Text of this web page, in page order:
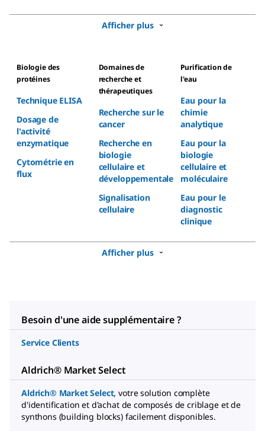
Afficher plus
Biologie des
protéines
Technique ELISA
Dosage de
l'activité
enzymatique
Cytométrie en
flux
Domaines de
recherche et
thérapeutiques
Recherche sur le
cancer
Recherche en
biologie
cellulaire et
développementale
Signalisation
cellulaire
Purification de
l'eau
Eau pour la
chimie
analytique
Eau pour la
biologie
cellulaire et
moléculaire
Eau pour le
diagnostic
clinique
Afficher plus
Besoin d'une aide supplémentaire ?
Service Clients
Aldrich® Market Select
Aldrich® Market Select,votre solution complète
d'identification et d'achat de composés de criblage et de
synthons (building blocks) facilement disponibles.